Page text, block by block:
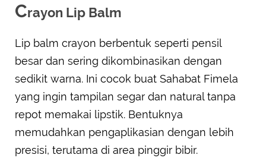
Crayon Lip Balm
Lip balm crayon berbentuk seperti pensil
besar dan sering dikombinasikan dengan
sedikit warna. Ini cocok buat Sahabat Fimela
yang ingin tampilan segar dan natural tanpa
repot memakai lipstik. Bentuknya
memudahkan pengaplikasian dengan lebih
presisi, terutama di area pinggir bibir.